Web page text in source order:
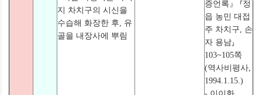
지 차치구의 시신을
수습해 화장한 후, 유
골을 내장사에 뿌림
증언록』 ⸢정
읍 농민 대접
주 차치구, 손
자 용남⸥
103~105쪽
(역사비평사,
1994.1.15.)